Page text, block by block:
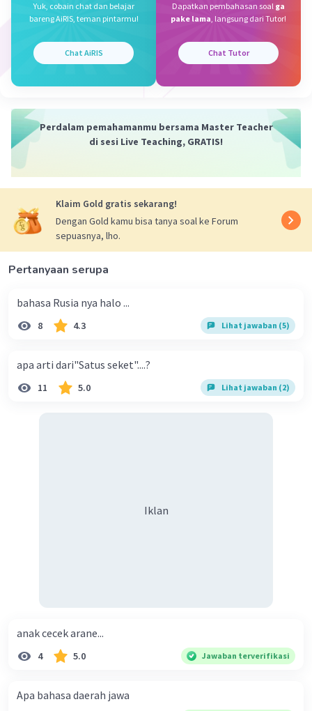
saya belum makan
teu acan : belum
tuang : makan
Yuk, cobain chat dan belajar
bareng AiRIS, teman pintarmu!
Chat AiRIS
Dapatkan pembahasan soal ga
pake lama, langsung dari Tutor!
Chat Tutor
Perdalam pemahamanmu bersama Master Teacher
di sesi Live Teaching, GRATIS!
Klaim Gold gratis sekarang!
Dengan Gold kamu bisa tanya soal ke Forum
sepuasnya, lho.
Pertanyaan serupa
bahasa Rusia nya halo ...
8 4.3 Lihat jawaban (5)
apa arti dari"Satus seket"....?
11 5.0 Lihat jawaban (2)
Iklan
anak cecek arane...
4 5.0 Jawaban terverifikasi
Apa bahasa daerah jawa